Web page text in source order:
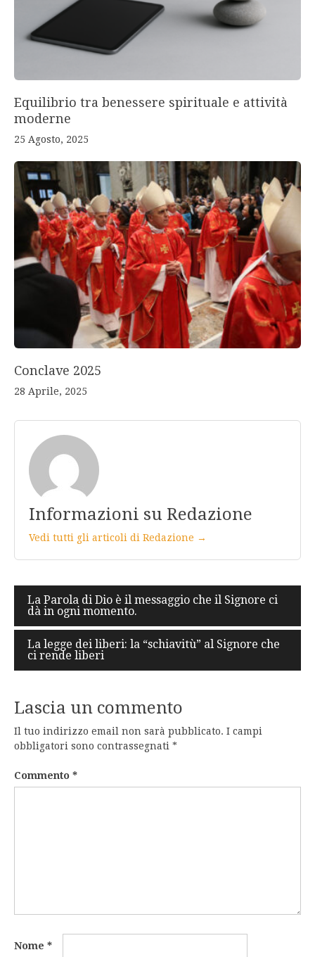
Equilibrio tra benessere spirituale e attività
moderne
25 Agosto, 2025
Conclave 2025
28 Aprile, 2025
Informazioni su Redazione
Vedi tutti gli articoli di Redazione →
Navigazione
articoli
La Parola di Dio è il messaggio che il Signore ci
dà in ogni momento.
La legge dei liberi: la “schiavitù” al Signore che
ci rende liberi
Lascia un commento
Il tuo indirizzo email non sarà pubblicato. I campi
obbligatori sono contrassegnati *
Commento *
Nome *